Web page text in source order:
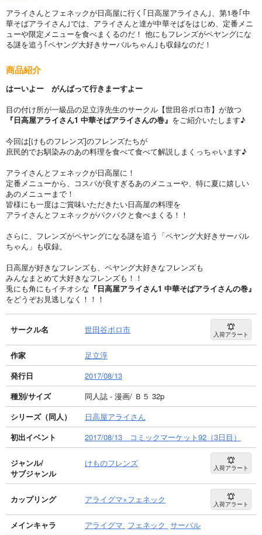
アライさんとフェネックが日高屋に行く｢日高屋アライさん｣、第1巻｢中
華そばアライさん｣では、アライさんと達が中華そばをはじめ、定番メニ
ューや限定メニューを食べまくるのだ！ 他にもフレンズがペヤングにな
る謎を追う｢ペヤング大好きサーバルちゃん｣も収録なのだ！
商品紹介
はーいよー がんばって行きまーすよー
目の付け所が一級品の足立淳先生のサークル【世田谷ボロ市】が放つ
『日高屋アライさん1 中華そばアライさんの巻』 をご紹介いたします♪
今回は[けものフレンズ]のフレンズたちが
庶民的でお馴染みのあの料理を食べて食べて解説しまくっちゃいます♪
アライさんとフェネックが日高屋に！
定番メニューから、コスパが良すぎるあのメニューや、特に夏に嬉しい
あのメニューまで！
皆様にも一度はご賞味いただきたい日高屋の料理を
アライさんとフェネックがパクパクと食べまくる！！
さらに、フレンズがペヤングになる謎を追う「ペヤング大好きサーバル
ちゃん」も収録。
日高屋が好きなフレンズも、ペヤング大好きなフレンズも
みんなまとめて大好きなフレンズも！！
兎にも角にもイチオシな 『日高屋アライさん1 中華そばアライさんの巻』
をどうぞお見逃しなく！！！
サークル名 世田谷ボロ市 入荷アラート
作家
足立淳
発行日
2017/08/13
種別/サイズ
同人誌 - 漫画/ Ｂ５ 32p
シリーズ（同人）
日高屋アライさん
初出イベント
2017/08/13 コミックマーケット92（3日目）
ジャンル/
サブジャンル
けものフレンズ 入荷アラート
カップリング アライグマ×フェネック 入荷アラート
メインキャラ アライグマ フェネック サーバル